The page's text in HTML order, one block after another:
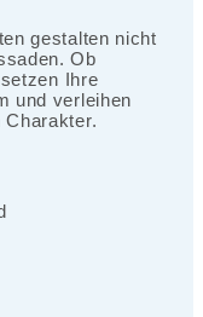
gestalten nicht
Ob
Ihre
und verleihen
Charakter.